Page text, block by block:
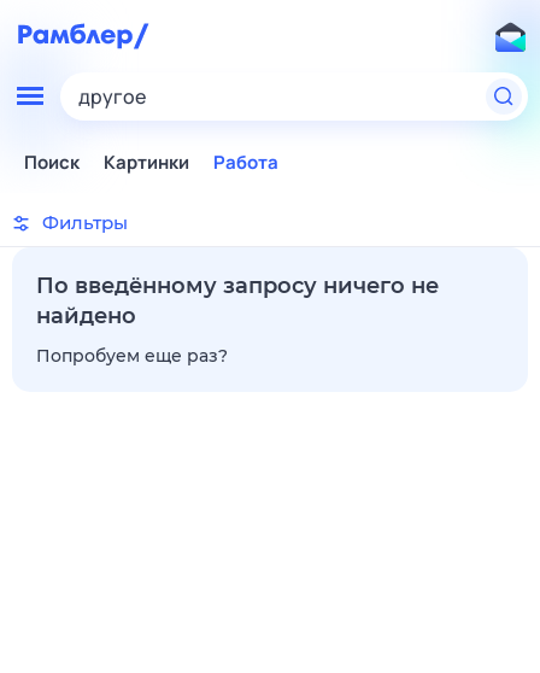
другое
Поиск Картинки Работа
Фильтры
По введённому запросу ничего не
найдено
Попробуем еще раз?